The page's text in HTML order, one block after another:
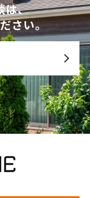
は、
さい。